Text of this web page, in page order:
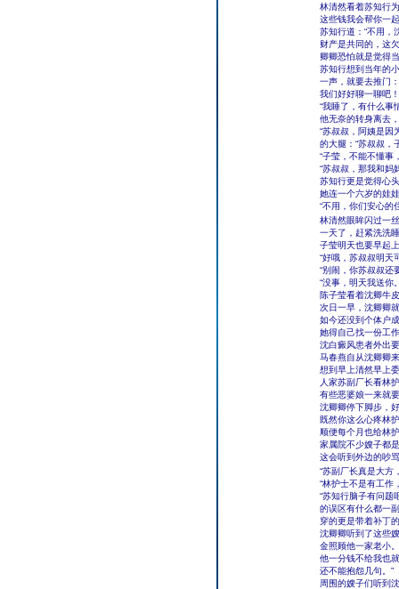
林清然看着苏知行
这些钱我会帮你一
苏知行道：“不用，
财产是共同的，这
卿卿恐怕就是觉得
苏知行想到当年的
一声，就要去推门
我们好好聊一聊吧！
“我睡了，有什么事
他无奈的转身离去
“苏叔叔，阿姨是因
的大腿：“苏叔叔，
“子莹，不能不懂事
“苏叔叔，那我和妈
苏知行更是觉得心
她连一个六岁的娃
“不用，你们安心的
林清然眼眸闪过一
一天了，赶紧洗洗
子莹明天也要早起
“好哦，苏叔叔明天
“别闹，你苏叔叔还
“没事，明天我送你
陈子莹看着沈卿牛
次日一早，沈卿卿
如今还没到个体户
她得自己找一份工
沈白癜风患者外出
马春燕自从沈卿卿
想到早上清然早上
人家苏副厂长看林
有些恶婆娘一来就
沈卿卿停下脚步，
既然你这么心疼林
顺便每个月也给林
家属院不少嫂子都
这会听到外边的吵
“苏副厂长真是大方
“林护士不是有工作
“苏知行脑子有问题
的误区有什么都一
穿的更是带着补丁
沈卿卿听到了这些
金照顾他一家老小。
他一分钱不给我也
还不能抱怨几句。”
周围的嫂子们听到